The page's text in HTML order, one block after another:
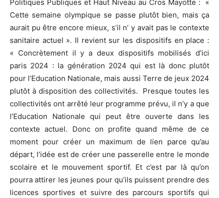
Politiques Publiques et Haut Niveau au Cros Mayotte : «
Cette semaine olympique se passe plutôt bien, mais ça
aurait pu être encore mieux, s’il n’ y avait pas le contexte
sanitaire actuel ». Il revient sur les dispositifs en place :
« Concrètement il y a deux dispositifs mobilisés d’ici
paris 2024 : la génération 2024 qui est là donc plutôt
pour l’Education Nationale, mais aussi Terre de jeux 2024
plutôt à disposition des collectivités. Presque toutes les
collectivités ont arrêté leur programme prévu, il n’y a que
l’Education Nationale qui peut être ouverte dans les
contexte actuel. Donc on profite quand même de ce
moment pour créer un maximum de lien parce qu’au
départ, l’idée est de créer une passerelle entre le monde
scolaire et le mouvement sportif. Et c’est par là qu’on
pourra attirer les jeunes pour qu’ils puissent prendre des
licences sportives et suivre des parcours sportifs qui